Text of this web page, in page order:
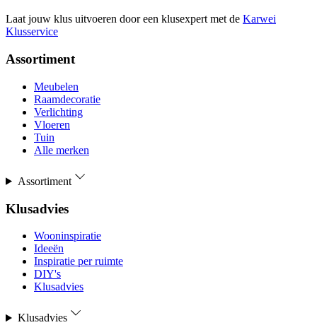
Laat jouw klus uitvoeren door een klusexpert met de Karwei
Klusservice
Assortiment
Meubelen
Raamdecoratie
Verlichting
Vloeren
Tuin
Alle merken
Assortiment
Klusadvies
Wooninspiratie
Ideeën
Inspiratie per ruimte
DIY's
Klusadvies
Klusadvies